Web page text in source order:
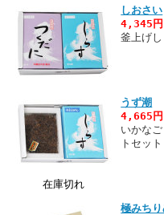
しおさい
4,345
釜上げ
在庫切れ
うず潮
4,665
いかな
トセット
極みち